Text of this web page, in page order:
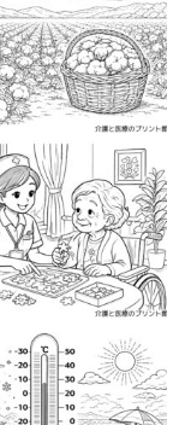
2026-04-28
2026-05-1